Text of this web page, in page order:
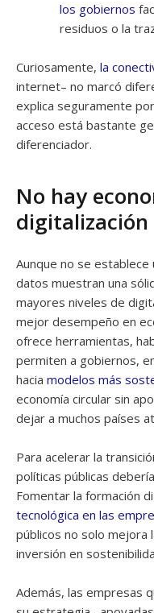
los gobiernos
residuos o la
Curiosamente, la
internet– no marcó
explica seguramente
acceso está bastante
diferenciador.
No hay
digitalización
Aunque no se establece
datos muestran una
mayores niveles de
mejor desempeño en
ofrece herramientas,
permiten a gobiernos,
hacia modelos más
economía circular sin
dejar a muchos países
Para acelerar la
políticas públicas
Fomentar la formación
tecnológica en las
públicos no solo mejora
inversión en
Además, las empresas